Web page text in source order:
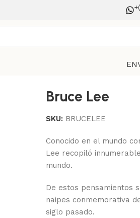
Bruce Lee
SKU: BRUCELEE
Conocido en el mundo
Lee recopiló
mundo.
De estos pensamientos
naipes conmemorativa
siglo pasado.